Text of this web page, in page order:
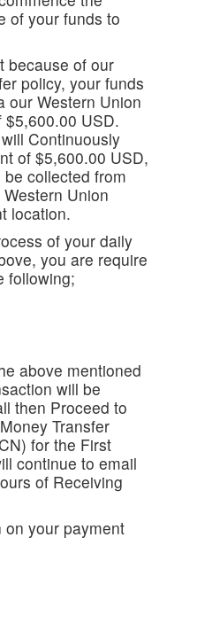
of your funds to
because of our
policy, your funds
our Western Union
$5,600.00 USD.
Continuously
of $5,600.00 USD,
collected from
Union
location.
of your daily
you are require
following;
above mentioned
will be
then Proceed to
Transfer
for the First
continue to email
of Receiving
on your payment